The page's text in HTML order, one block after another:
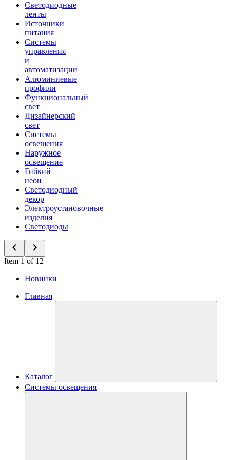
Светодиодные
ленты
Источники
питания
Системы
управления
и
автоматизации
Алюминиевые
профили
Функциональный
свет
Дизайнерский
свет
Системы
освещения
Наружное
освещение
Гибкий
неон
Светодиодный
декор
Электроустановочные
изделия
Светодиоды
Item 1 of 12
Новинки
Главная
Каталог
Системы освещения